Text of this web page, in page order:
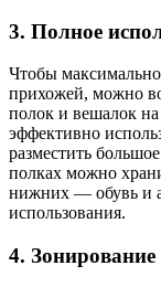
3. Полное
Чтобы
прихожей, можно
полок и вешалок
эффективно
разместить
полках можно
нижних — обувь и
использования.
4.